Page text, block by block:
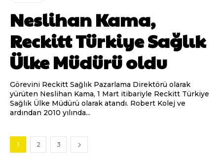
Neslihan Kama,
Reckitt Türkiye Sağlık
Ülke Müdürü oldu
Görevini Reckitt Sağlık Pazarlama Direktörü olarak
yürüten Neslihan Kama, 1 Mart itibariyle Reckitt Türkiye
Sağlık Ülke Müdürü olarak atandı. Robert Kolej ve
ardından 2010 yılında...
1 2 3